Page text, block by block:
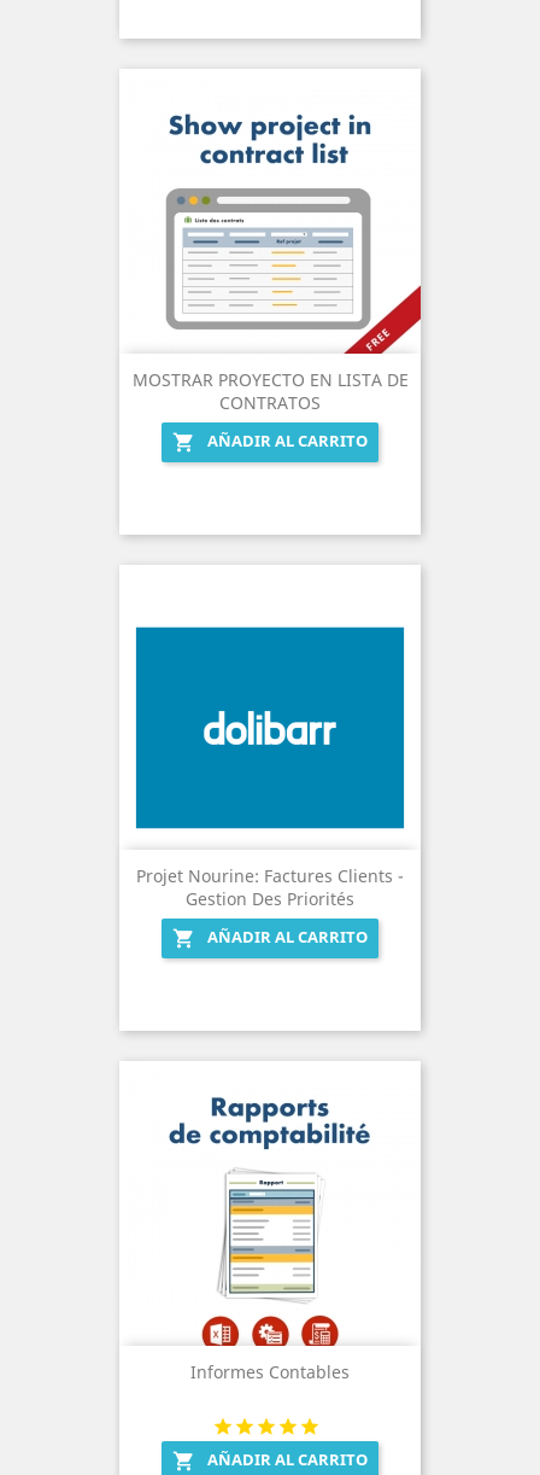
MOSTRAR PROYECTO EN LISTA DE
CONTRATOS

AÑADIR AL CARRITO
Projet Nourine: Factures Clients -
Gestion Des Priorités

AÑADIR AL CARRITO
Informes Contables
 AÑADIR AL CARRITO